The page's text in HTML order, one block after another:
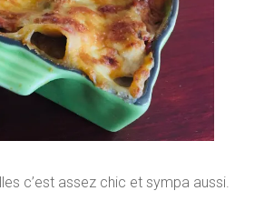
c’est assez chic et sympa aussi.